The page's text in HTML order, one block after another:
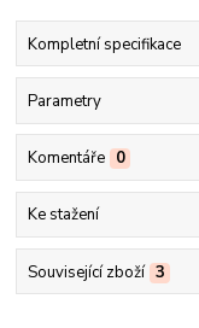
Kompletní specifikace
Parametry
Komentáře 0
Ke stažení
Související zboží 3